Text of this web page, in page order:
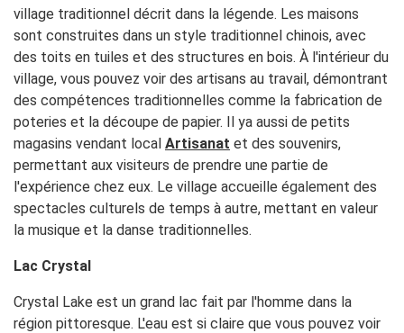
village traditionnel décrit dans la légende. Les maisons
sont construites dans un style traditionnel chinois, avec
des toits en tuiles et des structures en bois. À l'intérieur du
village, vous pouvez voir des artisans au travail, démontrant
des compétences traditionnelles comme la fabrication de
poteries et la découpe de papier. Il ya aussi de petits
magasins vendant local Artisanat et des souvenirs,
permettant aux visiteurs de prendre une partie de
l'expérience chez eux. Le village accueille également des
spectacles culturels de temps à autre, mettant en valeur
la musique et la danse traditionnelles.
Lac Crystal
Crystal Lake est un grand lac fait par l'homme dans la
région pittoresque. L'eau est si claire que vous pouvez voir